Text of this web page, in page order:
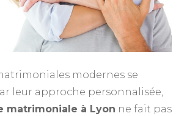
modernes se
leur approche personnalisée,
matrimoniale à Lyon ne fait pas